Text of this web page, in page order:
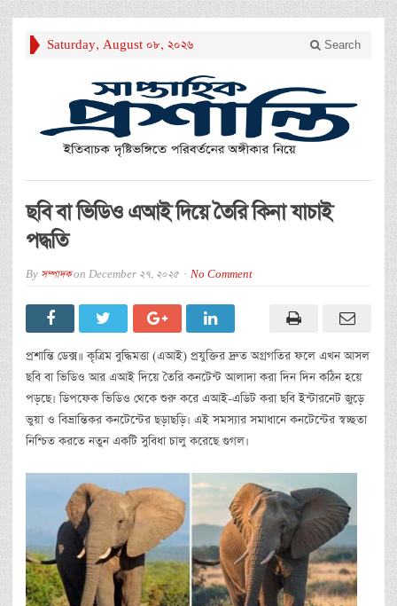
Saturday, August 08, 2026 Search
ছবি বা ভিডিও এআই দিয়ে তৈরি কিনা যাচাই
পদ্ধতি
By সম্পাদকon December 27, 2025 No Comment
প্রশান্তি ডেক্স॥ কৃত্রিম বুদ্ধিমত্তা (এআই) প্রযুক্তির দ্রুত অগ্রগতির ফলে এখন আসল
ছবি বা ভিডিও আর এআই দিয়ে তৈরি কনটেন্ট আলাদা করা দিন দিন কঠিন হয়ে
পড়ছে। ডিপফেক ভিডিও থেকে শুরু করে এআই-এডিট করা ছবি ইন্টারনেট জুড়ে
ভুয়া ও বিভ্রান্তিকর কনটেন্টের ছড়াছড়ি। এই সমস্যার সমাধানে কনটেন্টের স্বচ্ছতা
নিশ্চিত করতে নতুন একটি সুবিধা চালু করেছে গুগল।